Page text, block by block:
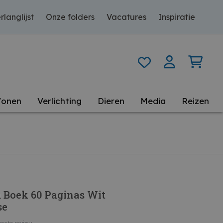
Onze folders Vacatures Inspiratie
Verlichting Dieren Media Reizen
60 Paginas Wit